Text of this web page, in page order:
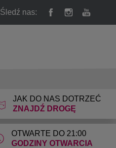
Śledź nas:
JAK DO NAS DOTRZEĆ
ZNAJDŹ DROGĘ
OTWARTE DO 21:00
GODZINY OTWARCIA